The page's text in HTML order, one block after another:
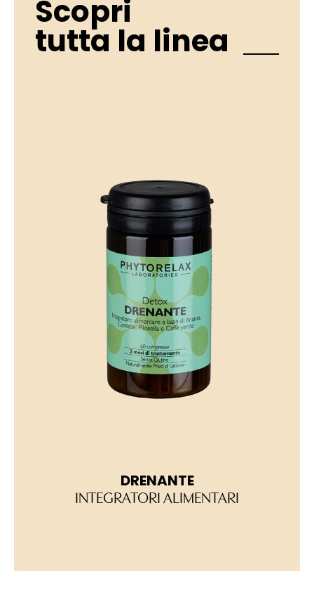
Scopri
tutta la linea
DRENANTE
INTEGRATORI ALIMENTARI